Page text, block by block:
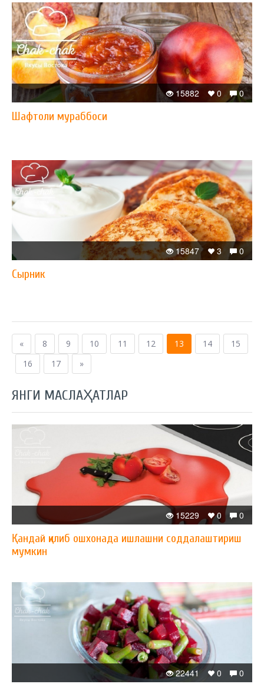
0
0
15882
Шафтоли мураббоси
0
3
15847
Сырник
« 8 9 10 11 12 13 14
15
16
17 »
ЯНГИ МАСЛАҲАТЛАР
0
0
15229
Қандай қилиб ошхонада ишлашни соддалаштириш
мумкин
0
0
22441